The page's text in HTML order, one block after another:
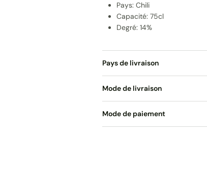
Pays: Chili
Capacité: 75cl
Degré: 14%
Pays de livraison
Mode de livraison
Mode de paiement